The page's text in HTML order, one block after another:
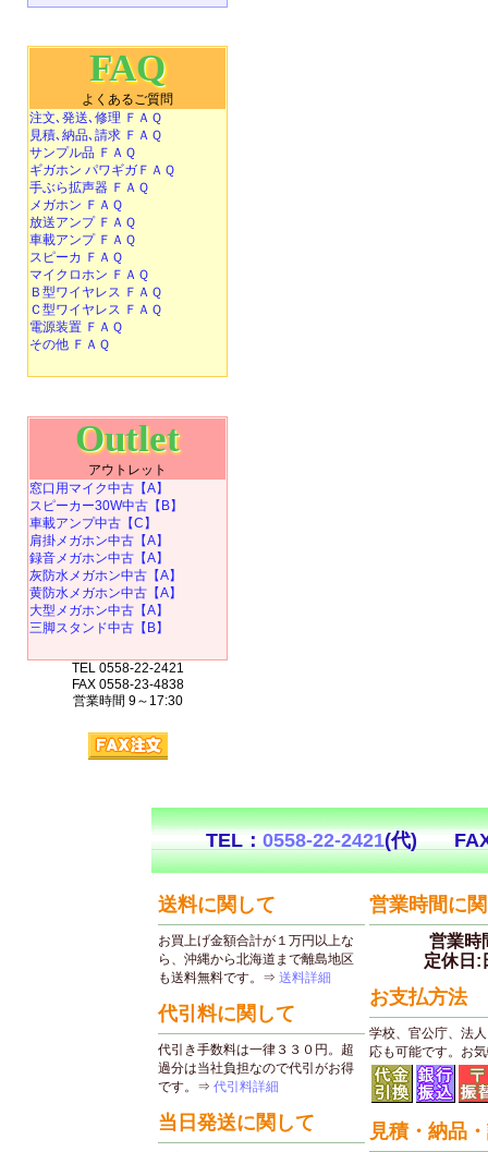
FAQ
よくあるご質問
注文､発送､修理 ＦＡＱ
見積､納品､請求 ＦＡＱ
サンプル品 ＦＡＱ
ギガホン パワギガＦＡＱ
手ぶら拡声器 ＦＡＱ
メガホン ＦＡＱ
放送アンプ ＦＡＱ
車載アンプ ＦＡＱ
スピーカ ＦＡＱ
マイクロホン ＦＡＱ
Ｂ型ワイヤレス ＦＡＱ
Ｃ型ワイヤレス ＦＡＱ
電源装置 ＦＡＱ
その他 ＦＡＱ
Outlet
アウトレット
窓口用マイク中古【A】
スピーカー30W中古【B】
車載アンプ中古【C】
肩掛メガホン中古【A】
録音メガホン中古【A】
灰防水メガホン中古【A】
黄防水メガホン中古【A】
大型メガホン中古【A】
三脚スタンド中古【B】
TEL 0558-22-2421
FAX 0558-23-4838
営業時間 9～17:30